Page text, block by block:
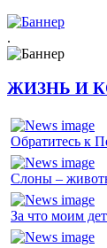
.
ЖИЗНЬ И
Обратитесь к
Слоны –
За что моим